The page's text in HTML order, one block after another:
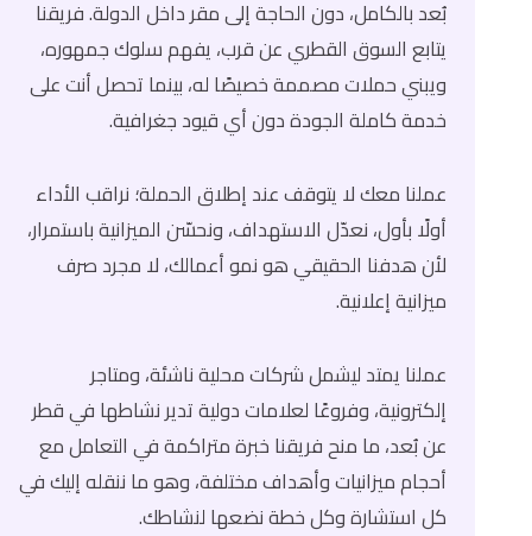
بُعد بالكامل، دون الحاجة إلى مقر داخل الدولة. فريقنا
يتابع السوق القطري عن قرب، يفهم سلوك جمهوره،
ويبني حملات مصممة خصيصًا له، بينما تحصل أنت على
خدمة كاملة الجودة دون أي قيود جغرافية.
عملنا معك لا يتوقف عند إطلاق الحملة؛ نراقب الأداء
أولًا بأول، نعدّل الاستهداف، ونحسّن الميزانية باستمرار،
لأن هدفنا الحقيقي هو نمو أعمالك، لا مجرد صرف
ميزانية إعلانية.
عملنا يمتد ليشمل شركات محلية ناشئة، ومتاجر
إلكترونية، وفروعًا لعلامات دولية تدير نشاطها في قطر
عن بُعد، ما منح فريقنا خبرة متراكمة في التعامل مع
أحجام ميزانيات وأهداف مختلفة، وهو ما ننقله إليك في
كل استشارة وكل خطة نضعها لنشاطك.